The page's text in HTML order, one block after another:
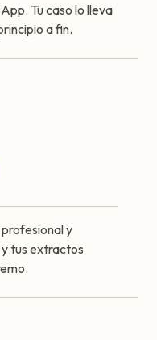
Tu caso lo lleva
a fin.
y
tus extractos